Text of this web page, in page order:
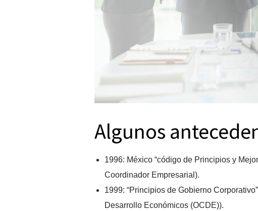
Algunos
1996: México “código de Principios y
Coordinador Empresarial).
1999: “Principios de Gobierno
Desarrollo Económicos (OCDE)).